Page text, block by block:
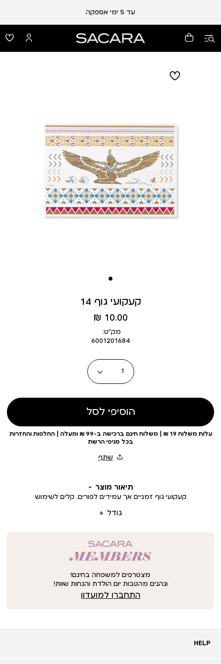
עד 5 ימי אספקה
קעקועי גוף 14
מחיר
מוצר
10.00 ₪
מק״ט:
6001201684
כמות
הוסיפי לסל
עלות משלוח 19 ₪ | משלוח חינם ברכישה ב-99 ₪ ומעלה | החלפות והחזרות
בכל סניפי הרשת
תיאור מוצר
גודל
קעקועי גוף זמניים אך עמידים לפורים. קלים לשימוש
מצטרפים למשפחה בחינם!
ונהנים מהטבות יום הולדת והנחות שוות!
התחברו למועדון
HELP
HELP